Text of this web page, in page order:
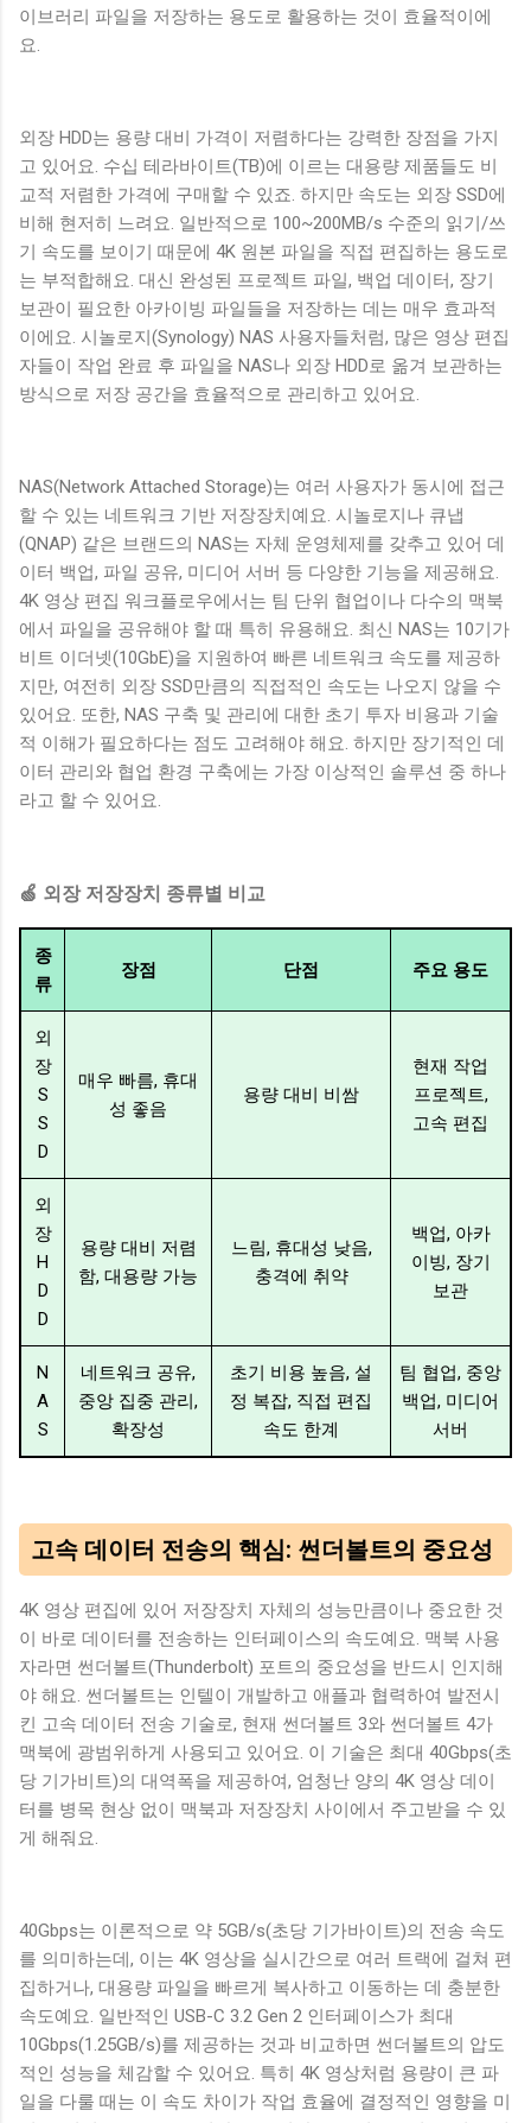
이브러리 파일을 저장하는 용도로 활용하는 것이 효율적이에
요.
외장 HDD는 용량 대비 가격이 저렴하다는 강력한 장점을 가지
고 있어요. 수십 테라바이트(TB)에 이르는 대용량 제품들도 비
교적 저렴한 가격에 구매할 수 있죠. 하지만 속도는 외장 SSD에
비해 현저히 느려요. 일반적으로 100~200MB/s 수준의 읽기/쓰
기 속도를 보이기 때문에 4K 원본 파일을 직접 편집하는 용도로
는 부적합해요. 대신 완성된 프로젝트 파일, 백업 데이터, 장기
보관이 필요한 아카이빙 파일들을 저장하는 데는 매우 효과적
이에요. 시놀로지(Synology) NAS 사용자들처럼, 많은 영상 편집
자들이 작업 완료 후 파일을 NAS나 외장 HDD로 옮겨 보관하는
방식으로 저장 공간을 효율적으로 관리하고 있어요.
NAS(Network Attached Storage)는 여러 사용자가 동시에 접근
할 수 있는 네트워크 기반 저장장치예요. 시놀로지나 큐냅
(QNAP) 같은 브랜드의 NAS는 자체 운영체제를 갖추고 있어 데
이터 백업, 파일 공유, 미디어 서버 등 다양한 기능을 제공해요.
4K 영상 편집 워크플로우에서는 팀 단위 협업이나 다수의 맥북
에서 파일을 공유해야 할 때 특히 유용해요. 최신 NAS는 10기가
비트 이더넷(10GbE)을 지원하여 빠른 네트워크 속도를 제공하
지만, 여전히 외장 SSD만큼의 직접적인 속도는 나오지 않을 수
있어요. 또한, NAS 구축 및 관리에 대한 초기 투자 비용과 기술
적 이해가 필요하다는 점도 고려해야 해요. 하지만 장기적인 데
이터 관리와 협업 환경 구축에는 가장 이상적인 솔루션 중 하나
라고 할 수 있어요.
🍏 외장 저장장치 종류별 비교
종
류
장점 단점 주요 용도
외
장
S
S
D
매우 빠름, 휴대
성 좋음
용량 대비 비쌈
현재 작업
프로젝트,
고속 편집
외
장
H
D
D
용량 대비 저렴
함, 대용량 가능
느림, 휴대성 낮음,
충격에 취약
백업, 아카
이빙, 장기
보관
N
A
S
네트워크 공유,
중앙 집중 관리,
확장성
초기 비용 높음, 설
정 복잡, 직접 편집
속도 한계
팀 협업, 중앙
백업, 미디어
서버
고속 데이터 전송의 핵심: 썬더볼트의 중요성
4K 영상 편집에 있어 저장장치 자체의 성능만큼이나 중요한 것
이 바로 데이터를 전송하는 인터페이스의 속도예요. 맥북 사용
자라면 썬더볼트(Thunderbolt) 포트의 중요성을 반드시 인지해
야 해요. 썬더볼트는 인텔이 개발하고 애플과 협력하여 발전시
킨 고속 데이터 전송 기술로, 현재 썬더볼트 3와 썬더볼트 4가
맥북에 광범위하게 사용되고 있어요. 이 기술은 최대 40Gbps(초
당 기가비트)의 대역폭을 제공하여, 엄청난 양의 4K 영상 데이
터를 병목 현상 없이 맥북과 저장장치 사이에서 주고받을 수 있
게 해줘요.
40Gbps는 이론적으로 약 5GB/s(초당 기가바이트)의 전송 속도
를 의미하는데, 이는 4K 영상을 실시간으로 여러 트랙에 걸쳐 편
집하거나, 대용량 파일을 빠르게 복사하고 이동하는 데 충분한
속도예요. 일반적인 USB-C 3.2 Gen 2 인터페이스가 최대
10Gbps(1.25GB/s)를 제공하는 것과 비교하면 썬더볼트의 압도
적인 성능을 체감할 수 있어요. 특히 4K 영상처럼 용량이 큰 파
일을 다룰 때는 이 속도 차이가 작업 효율에 결정적인 영향을 미